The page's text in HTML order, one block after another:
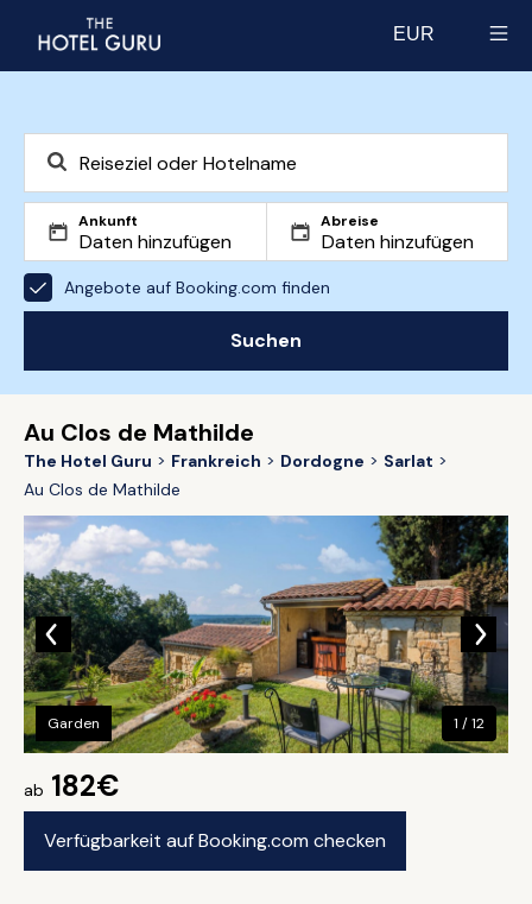
EUR
Ankunft Abreise
Angebote auf Booking.com finden
Suchen
Au Clos de Mathilde
The Hotel Guru Frankreich Dordogne
Sarlat
Au Clos de Mathilde
ab 182€
Verfügbarkeit auf Booking.com checken
Garden 1 / 12